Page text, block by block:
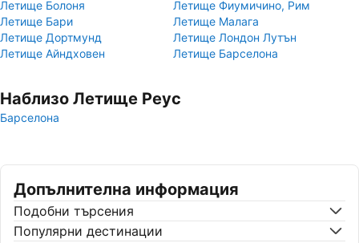
Летище Болоня
Летище Фиумичино, Рим
Летище Бари
Летище Малага
Летище Дортмунд
Летище Лондон Лутън
Летище Айндховен
Летище Барселона
Наблизо Летище Реус
Барселона
Допълнителна информация
Подобни търсения
Популярни дестинации